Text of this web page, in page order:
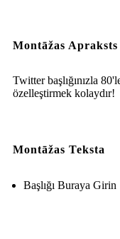
Montāžas Apraksts
Twitter başlığınızla
özelleştirmek kolaydır!
Montāžas Teksta
Başlığı Buraya Girin